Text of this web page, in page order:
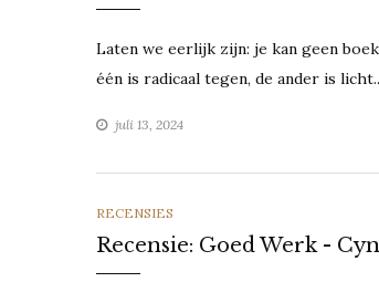
Laten we eerlijk zijn: je kan geen
één is radicaal tegen, de ander is
juli 13, 2024
CATEGORIES
RECENSIES
Recensie: Goed Werk -